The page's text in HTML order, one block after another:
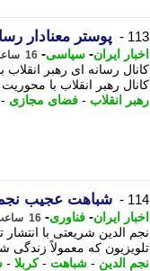
113 - پوستر معنادار
اخبار ایران- سیاسی- 16 ساعت پیش - پنجشنبه 15 مرداد 1405، 09:21
کانال رسانه ای رهبر
کانال رهبر انقلاب با
رهبر انقلاب - فضای مجازی -
114 - شباهت عجیب نجم
اخبار ایران- فناوری- 16 ساعت پیش - پنجشنبه 15 مرداد 1405، 09:16
نجم الدین شریعتی با
تلویزیون که معمولاً زندگی
نجم الدین - شباهت -کربلا -